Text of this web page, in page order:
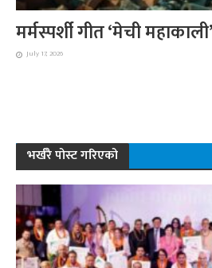
मर्मस्पर्शी गीत ‘मेची
July 17, 2026
भर्खरै पोस्ट गरिएको